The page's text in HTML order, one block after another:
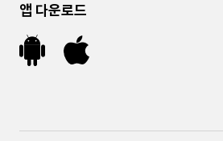
앱 다운로드